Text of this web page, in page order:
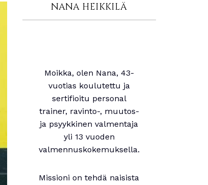
NANA HEIKKILÄ
Moikka, olen Nana, 43-
vuotias koulutettu ja
sertifioitu personal
trainer, ravinto-, muutos-
ja psyykkinen valmentaja
yli 13 vuoden
valmennuskokemuksella.
Missioni on tehdä naisista